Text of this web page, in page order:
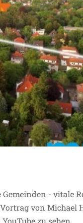
- vitale
von Michael
zu sehen.